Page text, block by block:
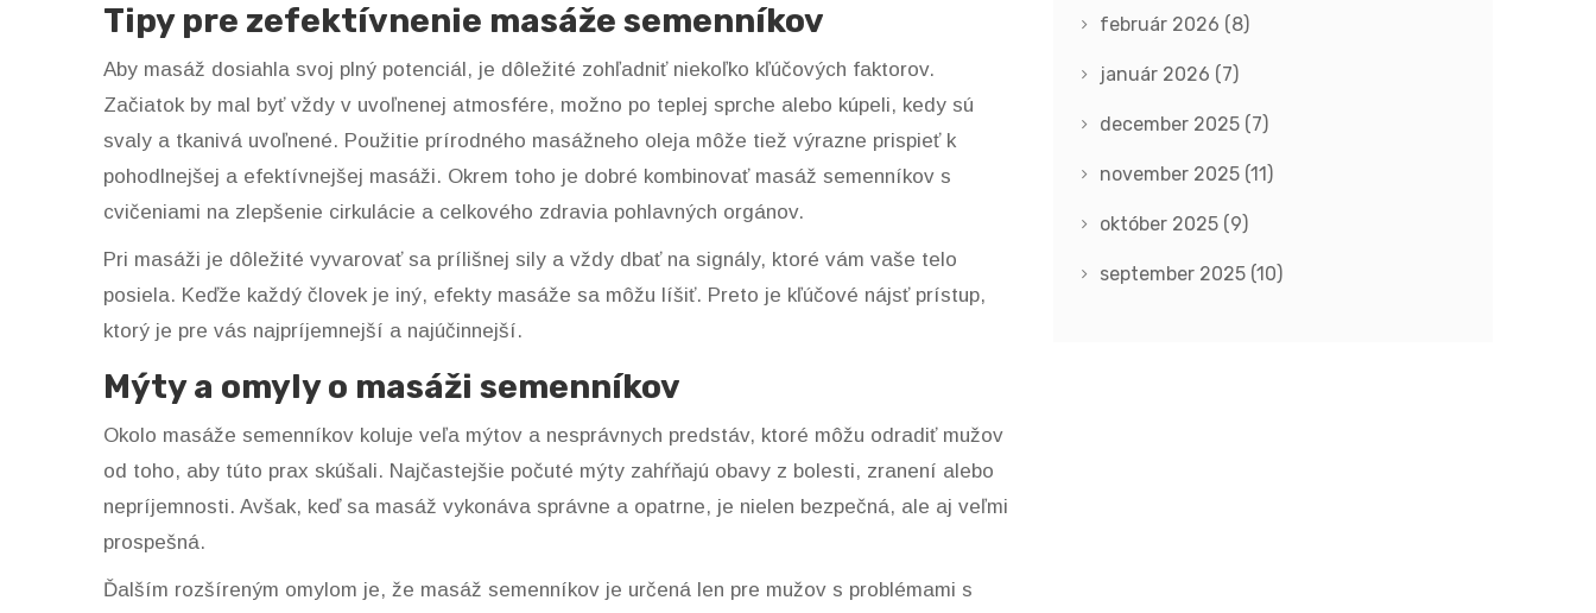
Tipy pre zefektívnenie masáže semenníkov
Aby masáž dosiahla svoj plný potenciál, je dôležité zohľadniť niekoľko kľúčových faktorov.
Začiatok by mal byť vždy v uvoľnenej atmosfére, možno po teplej sprche alebo kúpeli, kedy sú
svaly a tkanivá uvoľnené. Použitie prírodného masážneho oleja môže tiež výrazne prispieť k
pohodlnejšej a efektívnejšej masáži. Okrem toho je dobré kombinovať masáž semenníkov s
cvičeniami na zlepšenie cirkulácie a celkového zdravia pohlavných orgánov.
Pri masáži je dôležité vyvarovať sa prílišnej sily a vždy dbať na signály, ktoré vám vaše telo
posiela. Keďže každý človek je iný, efekty masáže sa môžu líšiť. Preto je kľúčové nájsť prístup,
ktorý je pre vás najpríjemnejší a najúčinnejší.
Mýty a omyly o masáži semenníkov
Okolo masáže semenníkov koluje veľa mýtov a nesprávnych predstáv, ktoré môžu odradiť mužov
od toho, aby túto prax skúšali. Najčastejšie počuté mýty zahŕňajú obavy z bolesti, zranení alebo
nepríjemnosti. Avšak, keď sa masáž vykonáva správne a opatrne, je nielen bezpečná, ale aj veľmi
prospešná.
Ďalším rozšíreným omylom je, že masáž semenníkov je určená len pre mužov s problémami s
február 2026 (8)
január 2026 (7)
december 2025 (7)
november 2025 (11)
október 2025 (9)
september 2025 (10)